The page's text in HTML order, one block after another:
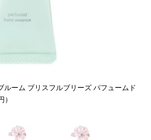
ルーム ブリスフルブリーズ パフュームド